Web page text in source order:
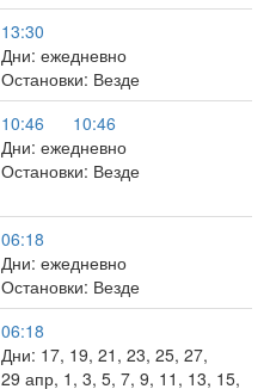
13:30
Дни: ежедневно
Остановки: Везде
10:46
10:46
Дни: ежедневно
Остановки: Везде
06:18
Дни: ежедневно
Остановки: Везде
06:18
Дни: 17, 19, 21, 23, 25, 27,
29 апр, 1, 3, 5, 7, 9, 11, 13, 15,